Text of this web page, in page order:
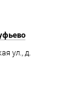
ул., д.